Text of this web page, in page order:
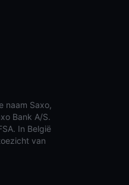
naam Saxo,
Bank A/S.
In België
van